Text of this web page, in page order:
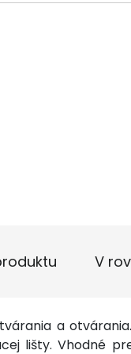
V
a
lišty. Vhodné